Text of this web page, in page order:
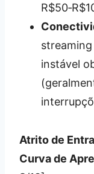
instável
Atrito de
Curva de